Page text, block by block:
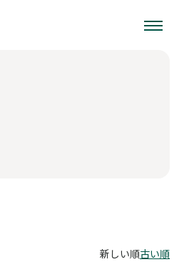
新しい順古い順